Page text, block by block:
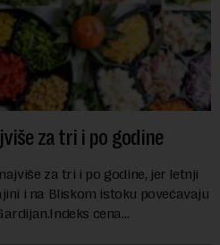
za tri i po godine
za tri i po godine, jer letnji
i na Bliskom istoku povećavaju
cena